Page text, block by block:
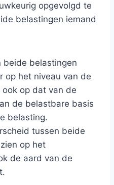
opgevolgd te
belastingen iemand
beide belastingen
op het niveau van de
op dat van de
de belastbare basis
belasting.
tussen beide
op het
de aard van de